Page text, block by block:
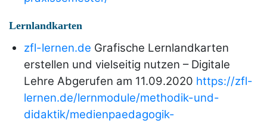
Lernlandkarten
zfl-lernen.de Grafische Lernlandkarten
erstellen und vielseitig nutzen – Digitale
Lehre Abgerufen am 11.09.2020 https://zfl-
lernen.de/lernmodule/methodik-und-
didaktik/medienpaedagogik-